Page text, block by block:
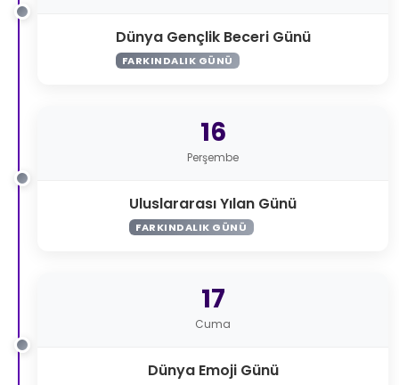
Dünya Gençlik Beceri Günü
FARKINDALIK GÜNÜ
16
Perşembe
Uluslararası Yılan Günü
FARKINDALIK GÜNÜ
17
Cuma
Dünya Emoji Günü